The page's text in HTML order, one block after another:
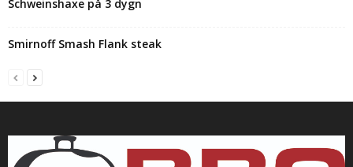
Schweinshaxe på 3 dygn
Smirnoff Smash Flank steak